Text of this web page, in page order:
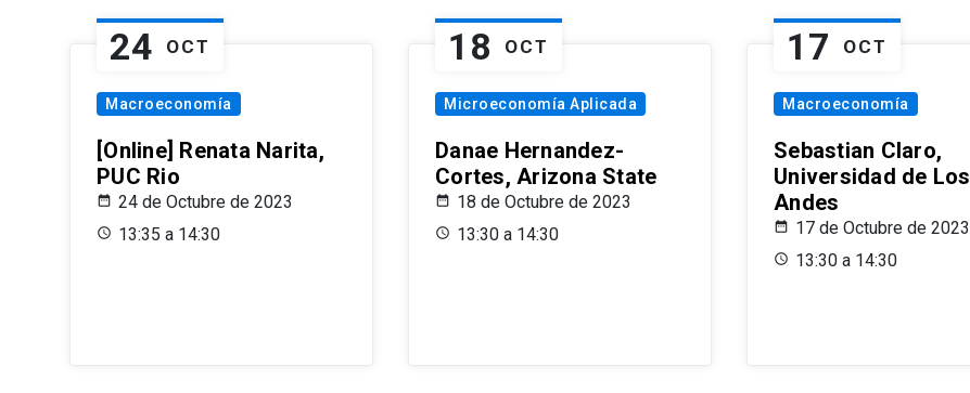
24 OCT
Macroeconomía
[Online] Renata Narita,
PUC Rio
24 de Octubre de 2023
13:35 a 14:30
18 OCT
Microeconomía Aplicada
Danae Hernandez-
Cortes, Arizona State
18 de Octubre de 2023
13:30 a 14:30
17 OCT
Macroeconomía
Sebastian Claro,
Universidad de Los
Andes
17 de Octubre de 2023
13:30 a 14:30